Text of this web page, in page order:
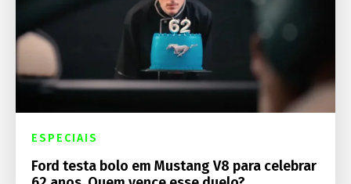
ESPECIAIS
Ford testa bolo em Mustang V8 para celebrar